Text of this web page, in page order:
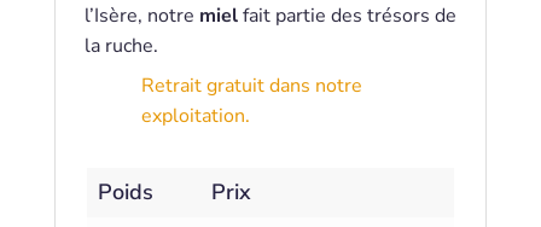
l’Isère, notre mielfait partie des trésors de
la ruche.
Retrait gratuit dans notre
exploitation.
Poids Prix